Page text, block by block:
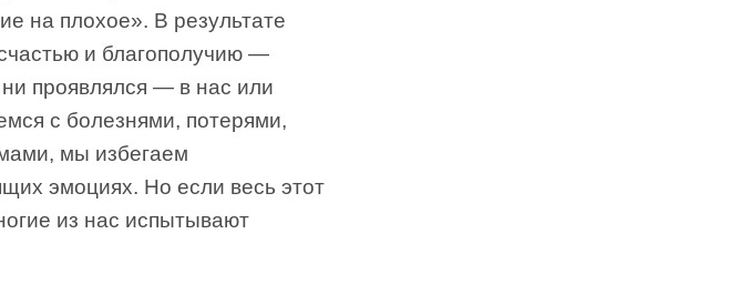
на плохое». В результате
и благополучию —
проявлялся — в нас или
с болезнями, потерями,
мы избегаем
эмоциях. Но если весь этот
из нас испытывают